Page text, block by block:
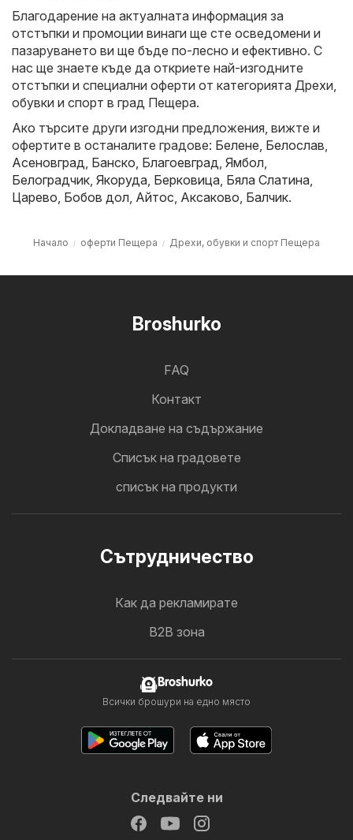
Благодарение на актуалната информация за
отстъпки и промоции винаги ще сте осведомени и
пазаруването ви ще бъде по-лесно и ефективно. С
нас ще знаете къде да откриете най-изгодните
отстъпки и специални оферти от категорията Дрехи,
обувки и спорт в град Пещера.
Ако търсите други изгодни предложения, вижте и
офертите в останалите градове: Белене, Белослав,
Асеновград, Банско, Благоевград, Ямбол,
Белоградчик, Якоруда, Берковица, Бяла Слатина,
Царево, Бобов дол, Айтос, Аксаково, Балчик.
Начало оферти Пещера Дрехи, обувки и спорт Пещера
Broshurko
FAQ
Контакт
Докладване на съдържание
Cписък на градовете
списък на продукти
Cътрудничество
Как да рекламирате
B2B зона
Broshurko
Всички брошури на едно място
Следвайте ни